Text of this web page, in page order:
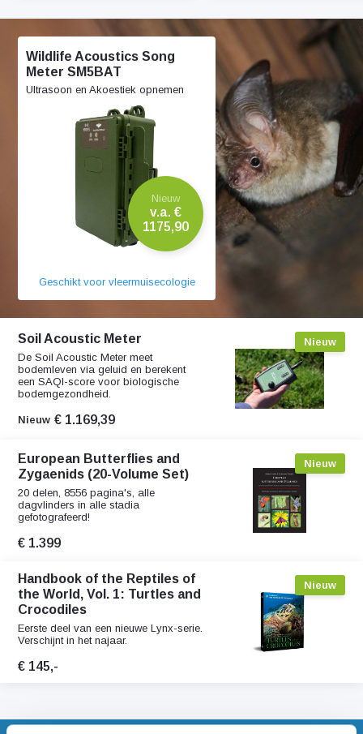
Soil Acoustic Meter
De Soil Acoustic Meter meet
bodemleven via geluid en berekent
een SAQI-score voor biologische
bodemgezondheid.
Nieuw € 1.169,39
Nieuw
European Butterflies and
Zygaenids (20-Volume Set)
20 delen, 8556 pagina's, alle
dagvlinders in alle stadia
gefotografeerd!
€ 1.399
Nieuw
Handbook of the Reptiles of
the World, Vol. 1: Turtles and
Crocodiles
Eerste deel van een nieuwe Lynx-serie.
Verschijnt in het najaar.
€ 145,-
Nieuw
Wildlife Acoustics Song
Meter SM5BAT
Ultrasoon en Akoestiek opnemen
Nieuw
v.a. €
1175,90
Geschikt voor vleermuisecologie